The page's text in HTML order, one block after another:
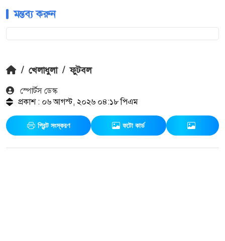
মন্তব্য করুন
/ খেলাধুলা / ফুটবল
স্পোর্টস ডেস্ক
প্রকাশ : ০৬ আগস্ট, ২০২৬ ০৪:১৮ পিএম
প্রিন্ট সংস্করণ ফটো কার্ড